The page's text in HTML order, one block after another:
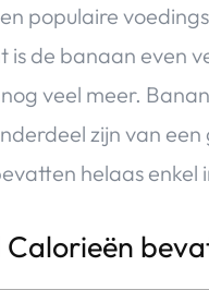
populaire
is de banaan even
veel meer.
zijn van
helaas
Calorieën